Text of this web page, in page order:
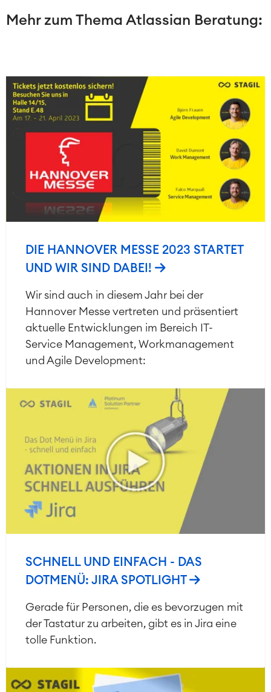
Mehr zum Thema Atlassian Beratung:
DIE HANNOVER MESSE 2023 STARTET
UND WIR SIND DABEI!
Wir sind auch in diesem Jahr bei der
Hannover Messe vertreten und präsentiert
aktuelle Entwicklungen im Bereich IT-
Service Management, Workmanagement
und Agile Development:
SCHNELL UND EINFACH - DAS
DOTMENÜ: JIRA SPOTLIGHT
Gerade für Personen, die es bevorzugen mit
der Tastatur zu arbeiten, gibt es in Jira eine
tolle Funktion.